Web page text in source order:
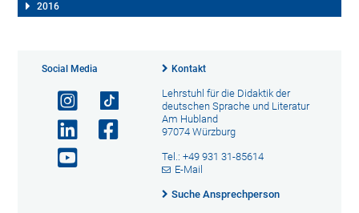
2016
Social Media Kontakt
Lehrstuhl für die Didaktik der
deutschen Sprache und Literatur
Am Hubland
97074 Würzburg
Tel.: +49 931 31-85614
E-Mail
Suche Ansprechperson